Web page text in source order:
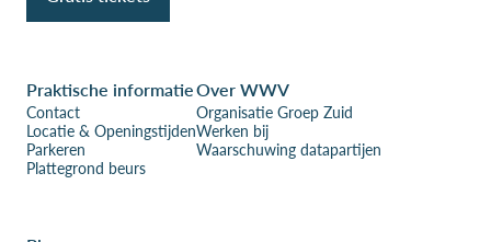
Praktische informatie
Contact
Locatie & Openingstijden
Parkeren
Plattegrond beurs
Over WWV
Organisatie Groep Zuid
Werken bij
Waarschuwing datapartijen